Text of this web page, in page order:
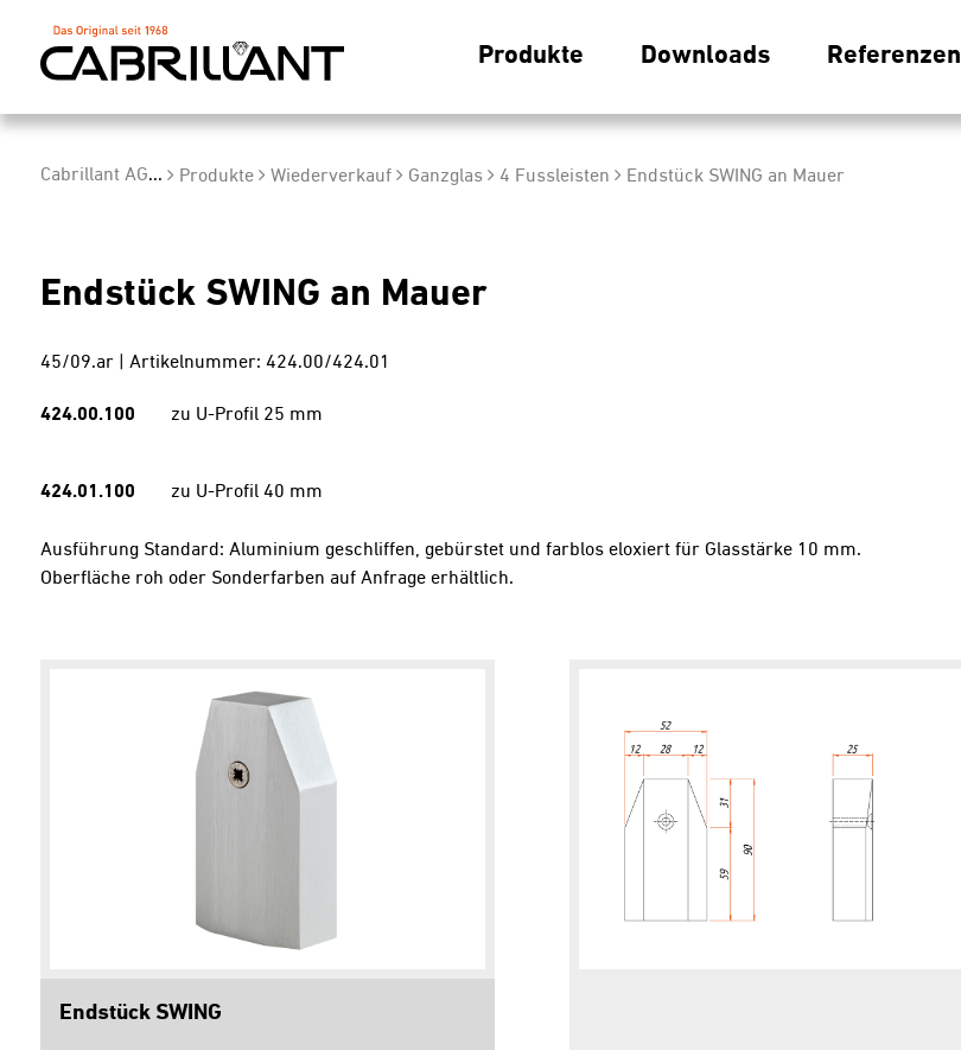
Produkte Downloads Referenzen
Cabrillant AG... Produkte Wiederverkauf Ganzglas 4 Fussleisten Endstück SWING an Mauer
Endstück SWING an Mauer
45/09.ar | Artikelnummer: 424.00/424.01
424.00.100 zu U-Profil 25 mm
424.01.100 zu U-Profil 40 mm
Ausführung Standard: Aluminium geschliffen, gebürstet und farblos eloxiert für Glasstärke 10 mm.
Oberfläche roh oder Sonderfarben auf Anfrage erhältlich.
Endstück SWING